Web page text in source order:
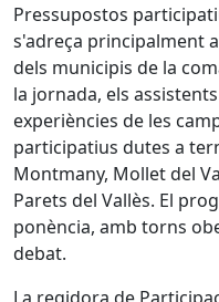
Pressupostos
s'adreça principalment
dels municipis de la
la jornada, els
experiències de les
participatius dutes a
Montmany, Mollet del
Parets del Vallès. El
ponència, amb torns
debat.